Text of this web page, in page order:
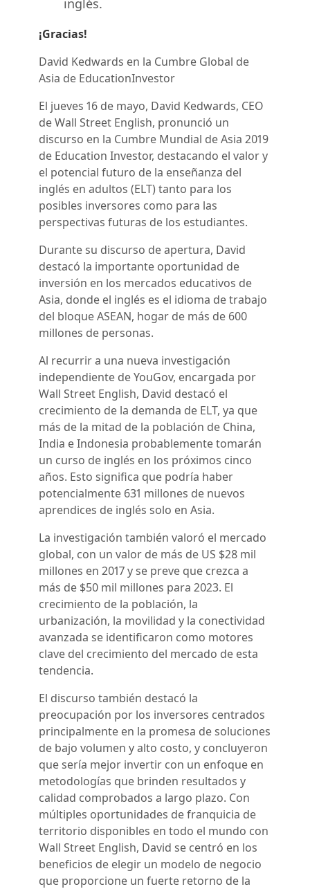
¡Gracias!
David Kedwards en la Cumbre Global de
Asia de EducationInvestor
El jueves 16 de mayo, David Kedwards, CEO
de Wall Street English, pronunció un
discurso en la Cumbre Mundial de Asia 2019
de Education Investor, destacando el valor y
el potencial futuro de la enseñanza del
inglés en adultos (ELT) tanto para los
posibles inversores como para las
perspectivas futuras de los estudiantes.
Durante su discurso de apertura, David
destacó la importante oportunidad de
inversión en los mercados educativos de
Asia, donde el inglés es el idioma de trabajo
del bloque ASEAN, hogar de más de 600
millones de personas.
Al recurrir a una nueva investigación
independiente de YouGov, encargada por
Wall Street English, David destacó el
crecimiento de la demanda de ELT, ya que
más de la mitad de la población de China,
India e Indonesia probablemente tomarán
un curso de inglés en los próximos cinco
años. Esto significa que podría haber
potencialmente 631 millones de nuevos
aprendices de inglés solo en Asia.
La investigación también valoró el mercado
global, con un valor de más de US $28 mil
millones en 2017 y se preve que crezca a
más de $50 mil millones para 2023. El
crecimiento de la población, la
urbanización, la movilidad y la conectividad
avanzada se identificaron como motores
clave del crecimiento del mercado de esta
tendencia.
El discurso también destacó la
preocupación por los inversores centrados
principalmente en la promesa de soluciones
de bajo volumen y alto costo, y concluyeron
que sería mejor invertir con un enfoque en
metodologías que brinden resultados y
calidad comprobados a largo plazo. Con
múltiples oportunidades de franquicia de
territorio disponibles en todo el mundo con
Wall Street English, David se centró en los
beneficios de elegir un modelo de negocio
que proporcione un fuerte retorno de la